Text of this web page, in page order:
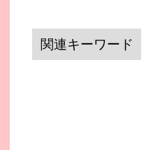
関連キーワード